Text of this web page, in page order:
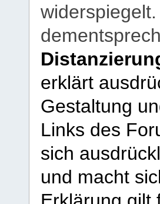
erklärt
Gestaltung
Links des
sich
und macht